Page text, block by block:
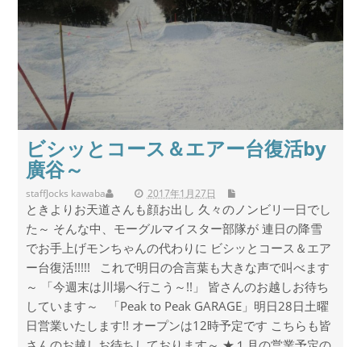
ビシッとコース＆エアー台復活by
廣谷～
staff 2017年1月27日
Jocks kawaba
ときよりお天道さんも顔お出し 久々のノンビリ一日でし
た～ そんな中、モーグルマイスター部隊が 連日の降雪
でお手上げモンちゃんの代わりに ビシッとコース＆エア
ー台復活!!!!! これで明日の合言葉も大きな声で叫べます
～ 「今週末は川場へ行こう～!!」 皆さんのお越しお待ち
しています～ 「Peak to Peak GARAGE」明日28日土曜
日営業いたします!! オープンは12時予定です こちらも皆